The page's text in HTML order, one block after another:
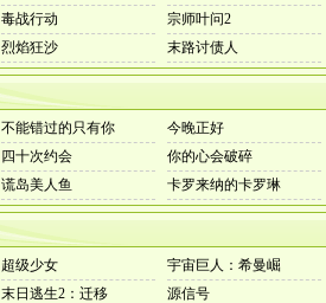
毒战行动 宗师叶问2
烈焰狂沙 末路讨债人
不能错过的只有你 今晚正好
四十次约会 你的心会破碎
谎岛美人鱼 卡罗来纳的卡罗琳
超级少女 宇宙巨人：希曼崛
末日逃生2：迁移 源信号